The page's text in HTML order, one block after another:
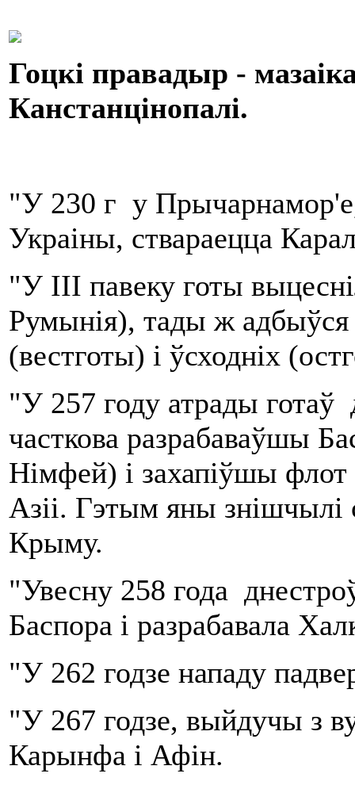
Гоцкі правадыр -
Канстанцінопалі.
"У 230 г у
Украіны, ствараецца
"У III павеку готы
Румынія), тады ж адбыўся
(вестготы) і ўсходніх
"У 257 году атрады готаў
часткова разрабаваўшы
Німфей) і захапіўшы флот
Азіі. Гэтым яны знішчылі
Крыму.
"Увесну 258 года
Баспора і разрабавала
"У 262 годзе нападу
"У 267 годзе, выйдучы з
Карынфа і Афін.